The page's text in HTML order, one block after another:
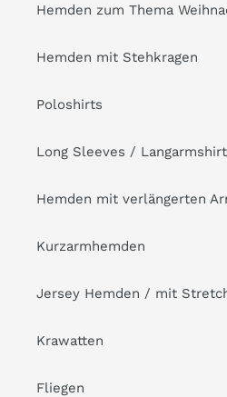
Hemden zum Thema
Hemden mit Stehkragen
Poloshirts
Long Sleeves /
Hemden mit verlängerten
Kurzarmhemden
Jersey Hemden / mit
Krawatten
Fliegen